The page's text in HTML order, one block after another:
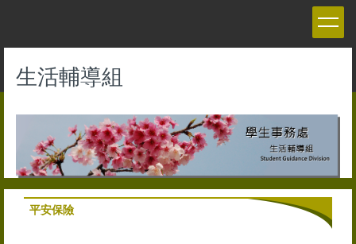
內生活輔導組
平安保險